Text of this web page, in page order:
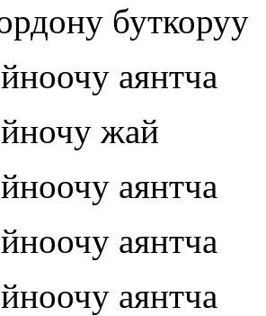
буткоруу
аянтча
жай
аянтча
аянтча
аянтча